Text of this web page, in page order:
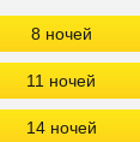
8 ночей
11 ночей
14 ночей